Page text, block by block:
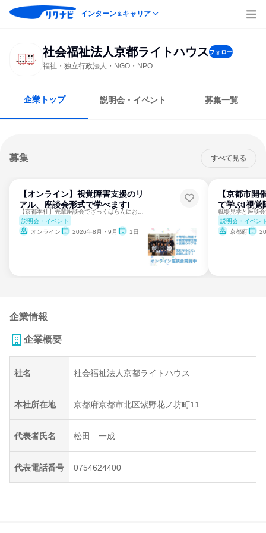
インターン＆キャリア
社会福祉法人京都ライトハウスフォロー
福祉・独立行政法人・NGO・NPO
企業トップ 説明会・イベント 募集一覧
募集 すべて見る
【オンライン】視覚障害支援のリ
アル、座談会形式で学べます!
説明会・イベント
オンライン
2026年8月・9月 1日
【京都市開
て学ぶ!視覚
職場見学と座談
説明会・イベン
京都府
企業情報
企業概要
社名 社会福祉法人京都ライトハウス
本社所在地 京都府京都市北区紫野花ノ坊町11
代表者氏名 松田 一成
代表電話番号 0754624400